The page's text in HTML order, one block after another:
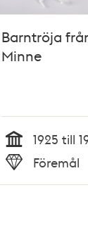
Barntröja
Minne
Tid
1925 till
Typ
Föremål